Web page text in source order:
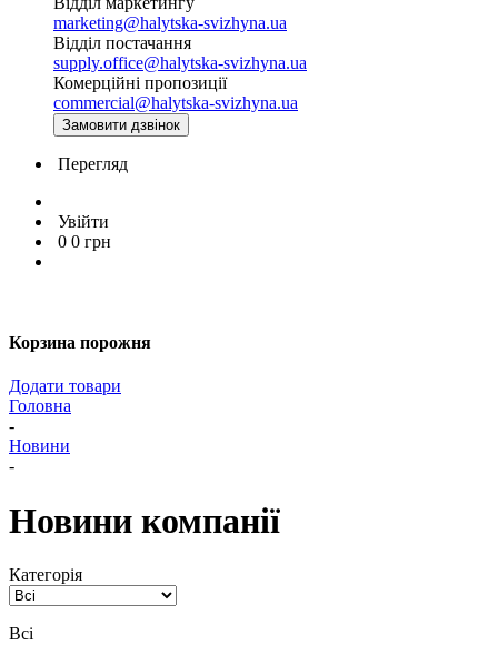
marketing@halytska-svizhyna.ua
Відділ постачання
supply.office@halytska-svizhyna.ua
Комерційні пропозиції
commercial@halytska-svizhyna.ua
Замовити дзвінок
Перегляд
Увійти
0 0 грн
Корзина порожня
Додати товари
Головна
-
Новини
-
Новини компанії
Категорія
Всі